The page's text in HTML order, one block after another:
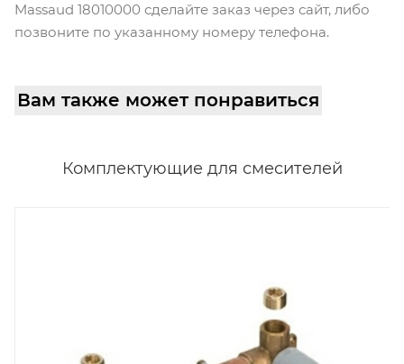
Massaud 18010000 сделайте заказ через сайт, либо
позвоните по указанному номеру телефона.
Вам также может понравиться
Комплектующие для смесителей